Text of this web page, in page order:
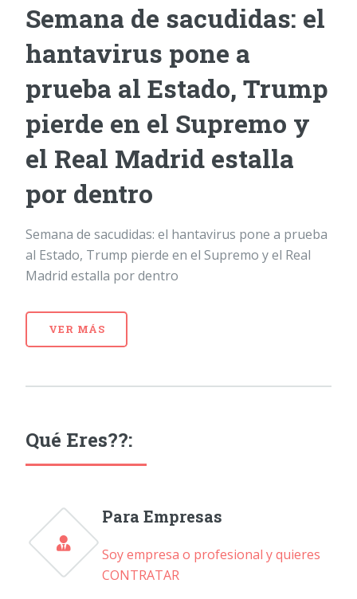
Semana de sacudidas: el
hantavirus pone a
prueba al Estado, Trump
pierde en el Supremo y
el Real Madrid estalla
por dentro
Semana de sacudidas: el hantavirus pone a prueba
al Estado, Trump pierde en el Supremo y el Real
Madrid estalla por dentro
VER MÁS
Qué Eres??:
Para Empresas
Soy empresa o profesional y quieres
CONTRATAR